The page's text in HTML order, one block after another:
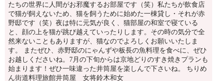
たちの世界に人間がお邪魔するお部屋です（笑）私たちが飲食店
で猫が飼えないため、猫を飼うために始めた一棟貸し・それが赤
野邸です（笑）夜は特に元気が良く、猫部屋の和室で寝ている
と、顔の上を猫が跳び越えていったりします。その時の気分で全
然来ないこともありますが、猫なのでよろしくお願いいたしま
す。 またぜひ、赤野邸のにゃんずや板長の魚料理を食べに、ぜひ
お越しくださいね。7月の下旬からは京地どりのすき焼きプランも
始まります！ぜひ一味違った井筒屋を楽しんで下さいね。 ちりめ
ん街道料理旅館井筒屋 女将鈴木和女